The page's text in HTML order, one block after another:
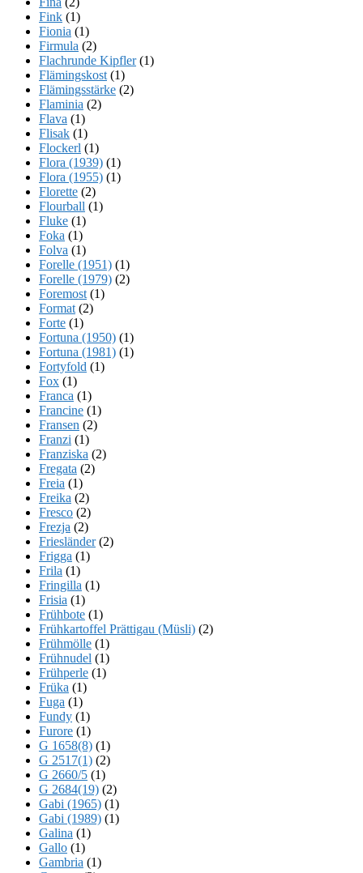
Fink (1)
Fionia (1)
Firmula (2)
Flachrunde Kipfler(1)
Flämingskost (1)
Flämingsstärke (2)
Flaminia (2)
Flava (1)
Flisak (1)
Flockerl (1)
Flora (1939) (1)
Flora (1955) (1)
Florette (2)
Flourball (1)
Fluke (1)
Foka (1)
Folva (1)
Forelle (1951) (1)
Forelle (1979) (2)
Foremost (1)
Format (2)
Forte (1)
Fortuna (1950) (1)
Fortuna (1981) (1)
Fortyfold (1)
Fox (1)
Franca (1)
Francine (1)
Fransen (2)
Franzi (1)
Franziska (2)
Fregata (2)
Freia (1)
Freika (2)
Fresco (2)
Frezja (2)
Friesländer(2)
Frigga (1)
Frila (1)
Fringilla (1)
Frisia (1)
Frühbote (1)
Frühkartoffel Prättigau (Müsli) (2)
Frühmölle (1)
Frühnudel (1)
Frühperle (1)
Früka (1)
Fuga (1)
Fundy (1)
Furore (1)
G 1658(8) (1)
G 2517(1) (2)
G 2660/5 (1)
G 2684(19) (2)
Gabi (1965) (1)
Gabi (1989) (1)
Galina (1)
Gallo (1)
Gambria (1)